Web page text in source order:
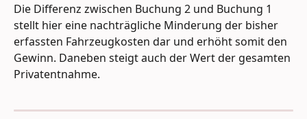
Die Differenz zwischen Buchung 2 und Buchung 1
stellt hier eine nachträgliche Minderung der bisher
erfassten Fahrzeugkosten dar und erhöht somit den
Gewinn. Daneben steigt auch der Wert der gesamten
Privatentnahme.